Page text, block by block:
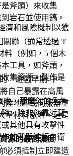
斧頭）來收集
岩石並使用鎬。
聯（通常透過 'I'
料（例如，5 個木
工具，如斧頭，
集資源。製作是
晚，那麼您的角色
，除非您靠近篝
其他具有攻擊性
的武器進行自衛
。
濟和風險機制以獲
「遊戲早期-中
自己暴露在高風
地區或伺服器重
量材料激增，這是
源的最高濃度
必須抵制立即建造